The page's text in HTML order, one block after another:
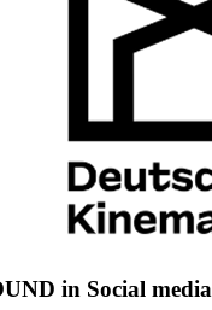
in Social media